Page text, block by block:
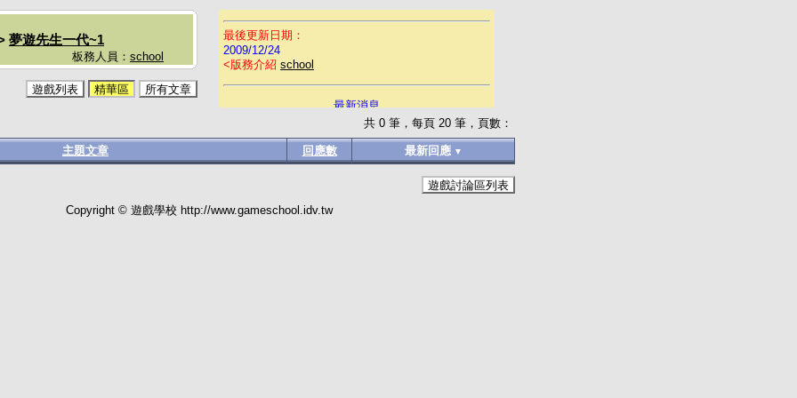
夢遊先生一代~1
板務人員： school
最後更新日期：
2009/12/24
< 版務介紹 school
最新消息
☆祝大家討論愉快★
遊戲列表 精華區 所有文章
共 0 筆，每頁 20 筆，頁數：
主題文章 回應數 最新回應▼
遊戲討論區列表
Copyright © 遊戲學校 http://www.gameschool.idv.tw